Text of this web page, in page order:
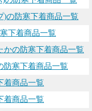
の防寒下着商品一覧
下着商品一覧
の防寒下着商品一覧
寒下着商品一覧
商品一覧
商品一覧